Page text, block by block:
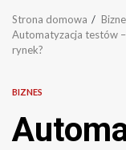
Strona domowa
Automatyzacja testów
rynek?
BIZNES